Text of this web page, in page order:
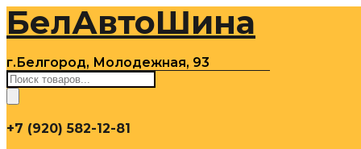
Перейти
содержимому
БелАвтоШина
г.Белгород, Молодежная, 93
Поиск
товаров
+7 (920) 582-12-81